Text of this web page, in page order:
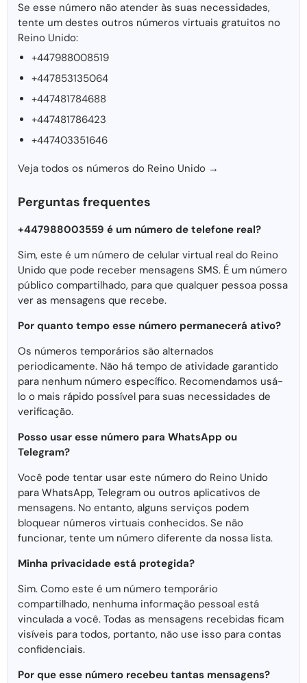
Se esse número não atender às suas necessidades,
tente um destes outros números virtuais gratuitos no
Reino Unido:
+447988008519
+447853135064
+447481784688
+447481786423
+447403351646
Veja todos os números do Reino Unido →
Perguntas frequentes
+447988003559 é um número de telefone real?
Sim, este é um número de celular virtual real do Reino
Unido que pode receber mensagens SMS. É um número
público compartilhado, para que qualquer pessoa possa
ver as mensagens que recebe.
Por quanto tempo esse número permanecerá ativo?
Os números temporários são alternados
periodicamente. Não há tempo de atividade garantido
para nenhum número específico. Recomendamos usá-
lo o mais rápido possível para suas necessidades de
verificação.
Posso usar esse número para WhatsApp ou
Telegram?
Você pode tentar usar este número do Reino Unido
para WhatsApp, Telegram ou outros aplicativos de
mensagens. No entanto, alguns serviços podem
bloquear números virtuais conhecidos. Se não
funcionar, tente um número diferente da nossa lista.
Minha privacidade está protegida?
Sim. Como este é um número temporário
compartilhado, nenhuma informação pessoal está
vinculada a você. Todas as mensagens recebidas ficam
visíveis para todos, portanto, não use isso para contas
confidenciais.
Por que esse número recebeu tantas mensagens?